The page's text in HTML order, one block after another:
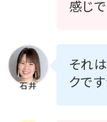
感じ
それ
クです